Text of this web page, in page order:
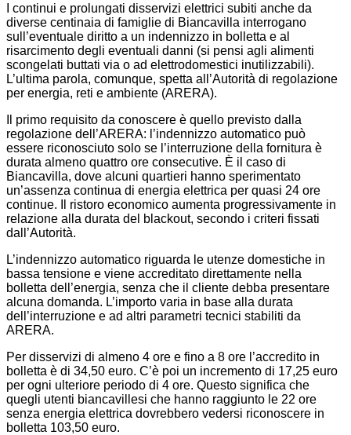
I continui e prolungati disservizi elettrici subiti anche da
diverse centinaia di famiglie di Biancavilla interrogano
sull’eventuale diritto a un indennizzo in bolletta e al
risarcimento degli eventuali danni (si pensi agli alimenti
scongelati buttati via o ad elettrodomestici inutilizzabili).
L’ultima parola, comunque, spetta all’Autorità di regolazione
per energia, reti e ambiente (ARERA).
Il primo requisito da conoscere è quello previsto dalla
regolazione dell’ARERA: l’indennizzo automatico può
essere riconosciuto solo se l’interruzione della fornitura è
durata almeno quattro ore consecutive. È il caso di
Biancavilla, dove alcuni quartieri hanno sperimentato
un’assenza continua di energia elettrica per quasi 24 ore
continue. Il ristoro economico aumenta progressivamente in
relazione alla durata del blackout, secondo i criteri fissati
dall’Autorità.
L’indennizzo automatico riguarda le utenze domestiche in
bassa tensione e viene accreditato direttamente nella
bolletta dell’energia, senza che il cliente debba presentare
alcuna domanda. L’importo varia in base alla durata
dell’interruzione e ad altri parametri tecnici stabiliti da
ARERA.
Per disservizi di almeno 4 ore e fino a 8 ore l’accredito in
bolletta è di 34,50 euro. C’è poi un incremento di 17,25 euro
per ogni ulteriore periodo di 4 ore. Questo significa che
quegli utenti biancavillesi che hanno raggiunto le 22 ore
senza energia elettrica dovrebbero vedersi riconoscere in
bolletta 103,50 euro.